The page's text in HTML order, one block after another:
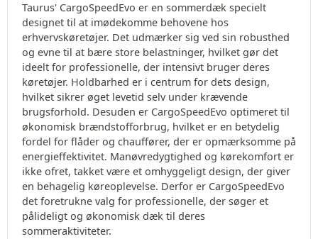
Taurus' CargoSpeedEvo er en sommerdæk specielt
designet til at imødekomme behovene hos
erhvervskøretøjer. Det udmærker sig ved sin robusthed
og evne til at bære store belastninger, hvilket gør det
ideelt for professionelle, der intensivt bruger deres
køretøjer. Holdbarhed er i centrum for dets design,
hvilket sikrer øget levetid selv under krævende
brugsforhold. Desuden er CargoSpeedEvo optimeret til
økonomisk brændstofforbrug, hvilket er en betydelig
fordel for flåder og chauffører, der er opmærksomme på
energieffektivitet. Manøvredygtighed og kørekomfort er
ikke ofret, takket være et omhyggeligt design, der giver
en behagelig køreoplevelse. Derfor er CargoSpeedEvo
det foretrukne valg for professionelle, der søger et
pålideligt og økonomisk dæk til deres
sommeraktiviteter.